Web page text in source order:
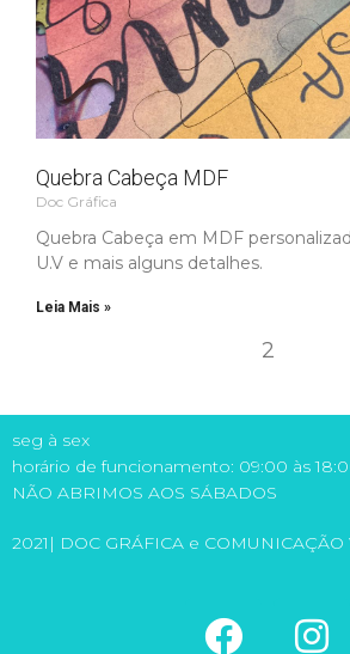
Quebra Cabeça MDF
Doc Gráfica
Quebra Cabeça em MDF
U.V e mais alguns detalhes.
Leia Mais »
2
seg à sex
horário de funcionamento: 09:00 às
NÃO ABRIMOS AOS SÁBADOS
2021| DOC GRÁFICA e